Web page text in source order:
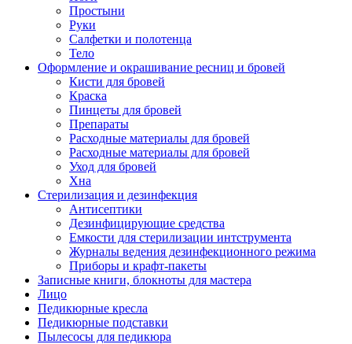
Простыни
Руки
Салфетки и полотенца
Тело
Оформление и окрашивание ресниц и бровей
Кисти для бровей
Краска
Пинцеты для бровей
Препараты
Расходные материалы для бровей
Расходные материалы для бровей
Уход для бровей
Хна
Стерилизация и дезинфекция
Антисептики
Дезинфицирующие средства
Емкости для стерилизации интструмента
Журналы ведения дезинфекционного режима
Приборы и крафт-пакеты
Записные книги, блокноты для мастера
Лицо
Педикюрные кресла
Педикюрные подставки
Пылесосы для педикюра